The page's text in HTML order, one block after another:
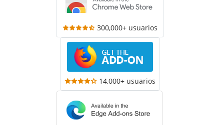
300,000+ usuarios
14,000+ usuarios